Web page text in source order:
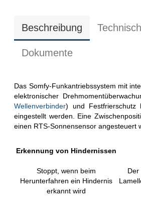
Beschreibung
Dokumente
Das Somfy-Funkantriebssystem mit
elektronischer
Wellenverbinder) und Festfrierschutz
eingestellt werden. Eine
einen RTS-Sonnensensor angesteuert
Erkennung von Hindernissen
Stoppt, wenn beim
Herunterfahren ein Hindernis
erkannt wird
Der